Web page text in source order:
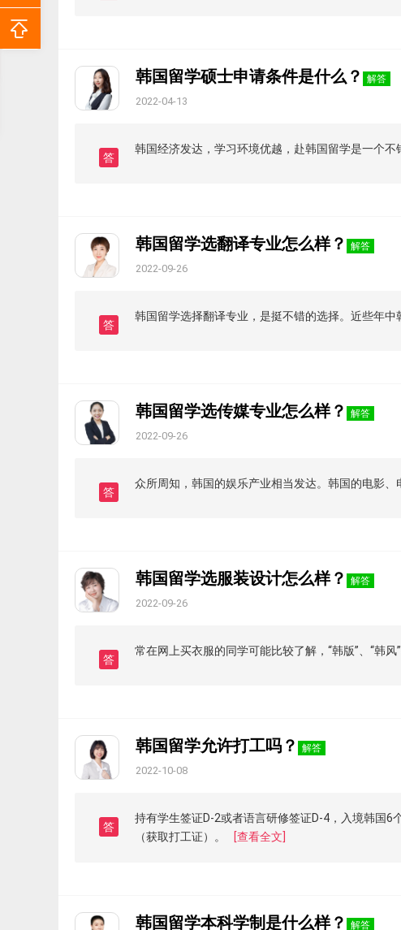
韩国留学硕士申请条件是什么？ 解答
2022-04-13
答
韩国经济发达，学习环境优越，赴韩国留学是一个
韩国留学选翻译专业怎么样？ 解答
2022-09-26
答
韩国留学选择翻译专业，是挺不错的选择。近些年
韩国留学选传媒专业怎么样？ 解答
2022-09-26
答
众所周知，韩国的娱乐产业相当发达。韩国的电影、
韩国留学选服装设计怎么样？ 解答
2022-09-26
答
常在网上买衣服的同学可能比较了解，“韩版”、“韩
韩国留学允许打工吗？ 解答
2022-10-08
答
持有学生签证D-2或者语言研修签证D-4，入境韩国
（获取打工证）。
[查看全文]
韩国留学本科学制是什么样？ 解答